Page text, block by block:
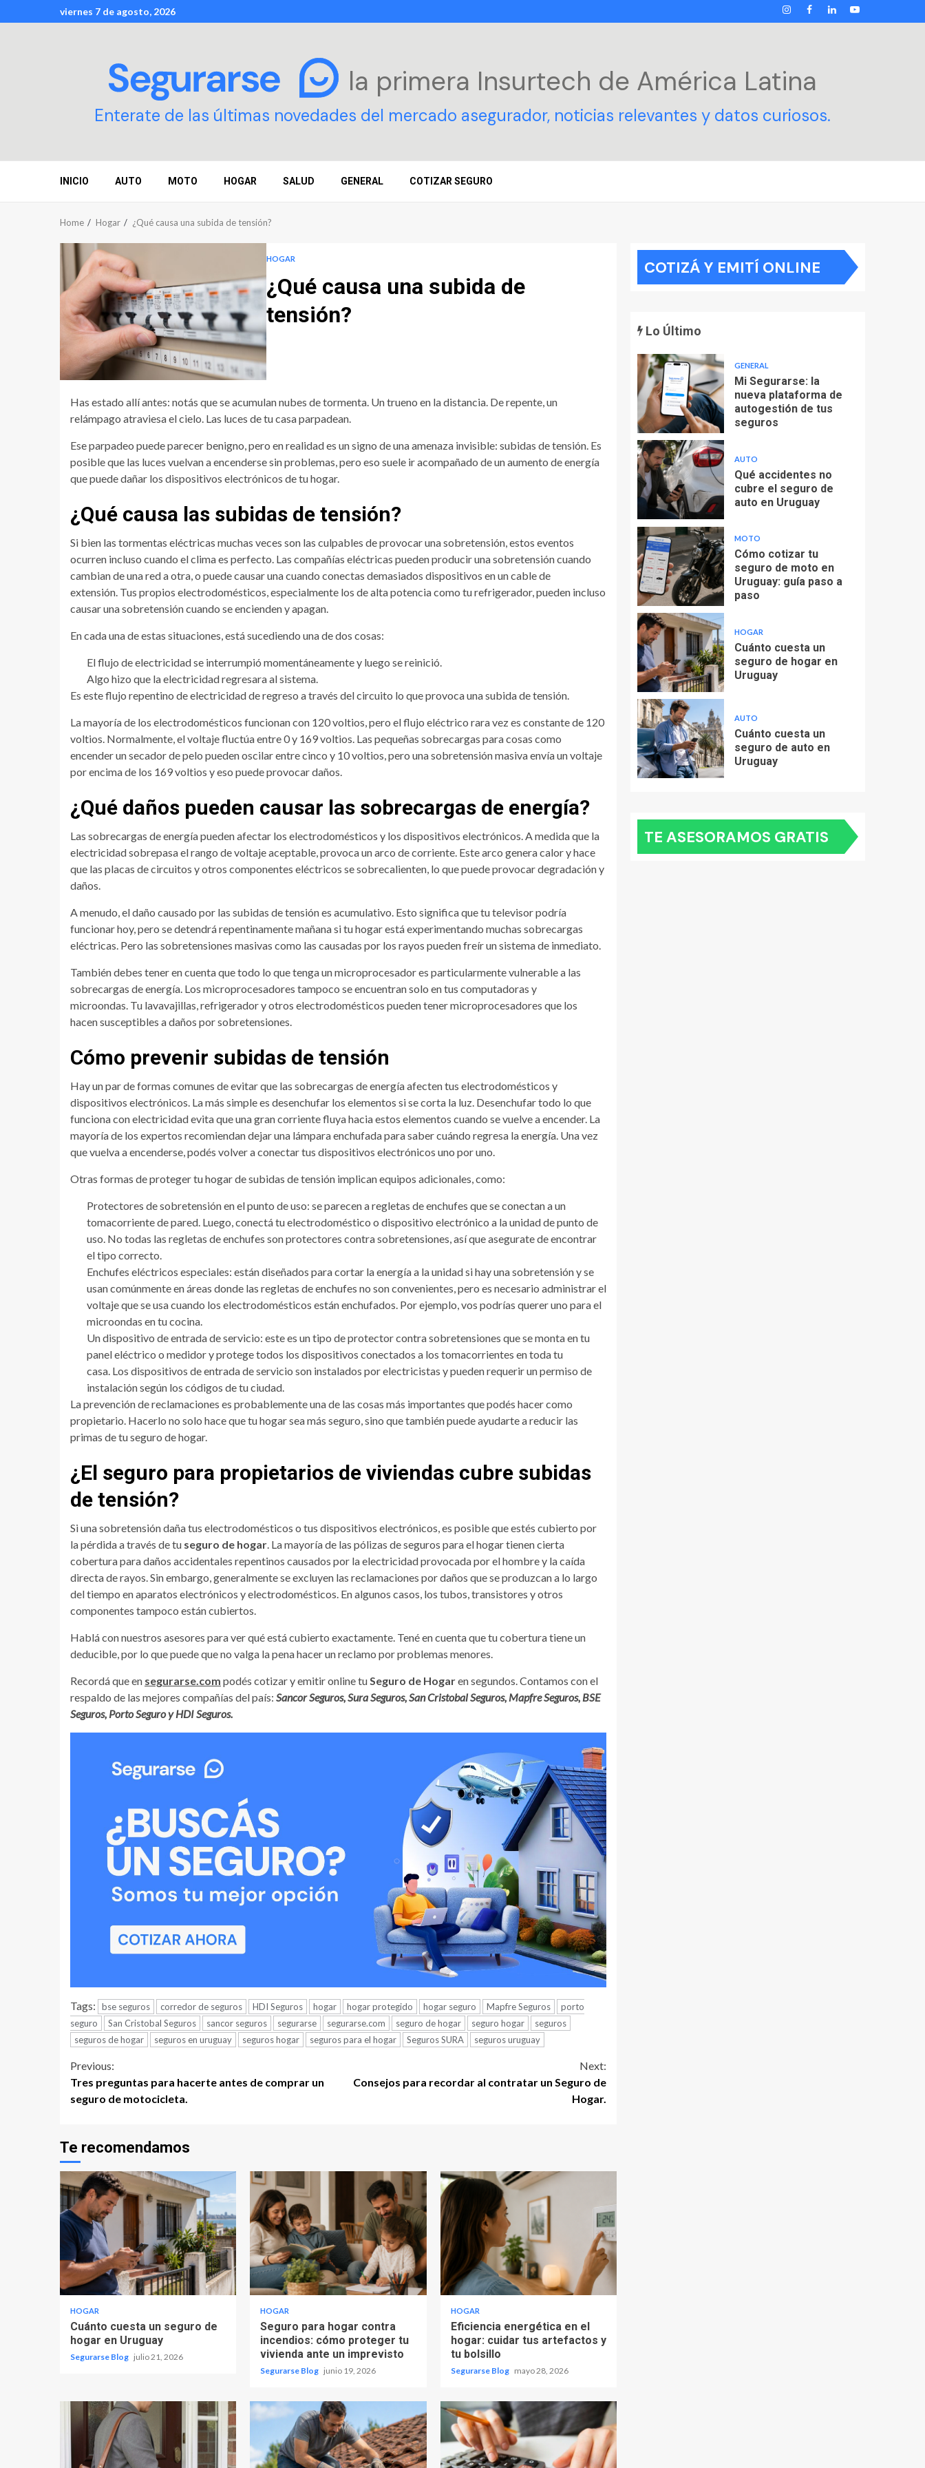
to
viernes 7 de agosto, 2026 INSTAGRAM
FACEBOOK
LINKEDIN
YOUTUBE
la primera Insurtech de América Latina
Enterate de las últimas novedades del mercado asegurador, noticias relevantes y datos curiosos.
INICIO AUTO MOTO HOGAR SALUD GENERAL COTIZAR SEGURO
Home Hogar ¿Qué causa una subida de tensión?
HOGAR
¿Qué causa una subida de
tensión?
Has estado allí antes: notás que se acumulan nubes de tormenta. Un trueno en la distancia. De repente, un
relámpago atraviesa el cielo. Las luces de tu casa parpadean.
Ese parpadeo puede parecer benigno, pero en realidad es un signo de una amenaza invisible: subidas de tensión. Es
posible que las luces vuelvan a encenderse sin problemas, pero eso suele ir acompañado de un aumento de energía
que puede dañar los dispositivos electrónicos de tu hogar.
¿Qué causa las subidas de tensión?
Si bien las tormentas eléctricas muchas veces son las culpables de provocar una sobretensión, estos eventos
ocurren incluso cuando el clima es perfecto. Las compañías eléctricas pueden producir una sobretensión cuando
cambian de una red a otra, o puede causar una cuando conectas demasiados dispositivos en un cable de
extensión. Tus propios electrodomésticos, especialmente los de alta potencia como tu refrigerador, pueden incluso
causar una sobretensión cuando se encienden y apagan.
En cada una de estas situaciones, está sucediendo una de dos cosas:
El flujo de electricidad se interrumpió momentáneamente y luego se reinició.
Algo hizo que la electricidad regresara al sistema.
Es este flujo repentino de electricidad de regreso a través del circuito lo que provoca una subida de tensión.
La mayoría de los electrodomésticos funcionan con 120 voltios, pero el flujo eléctrico rara vez es constante de 120
voltios. Normalmente, el voltaje fluctúa entre 0 y 169 voltios. Las pequeñas sobrecargas para cosas como
encender un secador de pelo pueden oscilar entre cinco y 10 voltios, pero una sobretensión masiva envía un voltaje
por encima de los 169 voltios y eso puede provocar daños.
¿Qué daños pueden causar las sobrecargas de energía?
Las sobrecargas de energía pueden afectar los electrodomésticos y los dispositivos electrónicos. A medida que la
electricidad sobrepasa el rango de voltaje aceptable, provoca un arco de corriente. Este arco genera calor y hace
que las placas de circuitos y otros componentes eléctricos se sobrecalienten, lo que puede provocar degradación y
daños.
A menudo, el daño causado por las subidas de tensión es acumulativo. Esto significa que tu televisor podría
funcionar hoy, pero se detendrá repentinamente mañana si tu hogar está experimentando muchas sobrecargas
eléctricas. Pero las sobretensiones masivas como las causadas por los rayos pueden freír un sistema de inmediato.
También debes tener en cuenta que todo lo que tenga un microprocesador es particularmente vulnerable a las
sobrecargas de energía. Los microprocesadores tampoco se encuentran solo en tus computadoras y
microondas. Tu lavavajillas, refrigerador y otros electrodomésticos pueden tener microprocesadores que los
hacen susceptibles a daños por sobretensiones.
Cómo prevenir subidas de tensión
Hay un par de formas comunes de evitar que las sobrecargas de energía afecten tus electrodomésticos y
dispositivos electrónicos. La más simple es desenchufar los elementos si se corta la luz. Desenchufar todo lo que
funciona con electricidad evita que una gran corriente fluya hacia estos elementos cuando se vuelve a encender. La
mayoría de los expertos recomiendan dejar una lámpara enchufada para saber cuándo regresa la energía. Una vez
que vuelva a encenderse, podés volver a conectar tus dispositivos electrónicos uno por uno.
Otras formas de proteger tu hogar de subidas de tensión implican equipos adicionales, como:
Protectores de sobretensión en el punto de uso: se parecen a regletas de enchufes que se conectan a un
tomacorriente de pared. Luego, conectá tu electrodoméstico o dispositivo electrónico a la unidad de punto de
uso. No todas las regletas de enchufes son protectores contra sobretensiones, así que asegurate de encontrar
el tipo correcto.
Enchufes eléctricos especiales: están diseñados para cortar la energía a la unidad si hay una sobretensión y se
usan comúnmente en áreas donde las regletas de enchufes no son convenientes, pero es necesario administrar el
voltaje que se usa cuando los electrodomésticos están enchufados. Por ejemplo, vos podrías querer uno para el
microondas en tu cocina.
Un dispositivo de entrada de servicio: este es un tipo de protector contra sobretensiones que se monta en tu
panel eléctrico o medidor y protege todos los dispositivos conectados a los tomacorrientes en toda tu
casa. Los dispositivos de entrada de servicio son instalados por electricistas y pueden requerir un permiso de
instalación según los códigos de tu ciudad.
La prevención de reclamaciones es probablemente una de las cosas más importantes que podés hacer como
propietario. Hacerlo no solo hace que tu hogar sea más seguro, sino que también puede ayudarte a reducir las
primas de tu seguro de hogar.
¿El seguro para propietarios de viviendas cubre subidas
de tensión?
Si una sobretensión daña tus electrodomésticos o tus dispositivos electrónicos, es posible que estés cubierto por
la pérdida a través de tu seguro de hogar. La mayoría de las pólizas de seguros para el hogar tienen cierta
cobertura para daños accidentales repentinos causados por la electricidad provocada por el hombre y la caída
directa de rayos. Sin embargo, generalmente se excluyen las reclamaciones por daños que se produzcan a lo largo
del tiempo en aparatos electrónicos y electrodomésticos. En algunos casos, los tubos, transistores y otros
componentes tampoco están cubiertos.
Hablá con nuestros asesores para ver qué está cubierto exactamente. Tené en cuenta que tu cobertura tiene un
deducible, por lo que puede que no valga la pena hacer un reclamo por problemas menores.
Recordá que en segurarse.com podés cotizar y emitir online tuSeguro de Hogaren segundos. Contamos con el
respaldo de las mejores compañías del país: Sancor Seguros, Sura Seguros, San Cristobal Seguros, Mapfre Seguros, BSE
Seguros, Porto Seguro y HDI Seguros.
Tags: bse seguros corredor de seguros HDI Seguros hogar hogar protegido hogar seguro Mapfre Seguros
porto
seguro
San Cristobal Seguros sancor seguros segurarse segurarse.com seguro de hogar seguro hogar
seguros
seguros de hogar
seguros en uruguay seguros hogar seguros para el hogar Seguros SURA seguros uruguay
Continue
Reading
Previous:
Tres preguntas para hacerte antes de comprar un
seguro de motocicleta.
Next:
Consejos para recordar al contratar un Seguro de
Hogar.
Te recomendamos
HOGAR
Cuánto cuesta un seguro de
hogar en Uruguay
Segurarse Blog julio 21, 2026
HOGAR
Seguro para hogar contra
incendios: cómo proteger tu
vivienda ante un imprevisto
Segurarse Blog junio 19, 2026
HOGAR
Eficiencia energética en el
hogar: cuidar tus artefactos y
tu bolsillo
Segurarse Blog mayo 28, 2026
COTIZÁ Y EMITÍ ONLINE
Lo Último
GENERAL
Mi Segurarse: la
nueva plataforma de
autogestión de tus
seguros
AUTO
Qué accidentes no
cubre el seguro de
auto en Uruguay
MOTO
Cómo cotizar tu
seguro de moto en
Uruguay: guía paso a
paso
HOGAR
Cuánto cuesta un
seguro de hogar en
Uruguay
AUTO
Cuánto cuesta un
seguro de auto en
Uruguay
TE ASESORAMOS GRATIS